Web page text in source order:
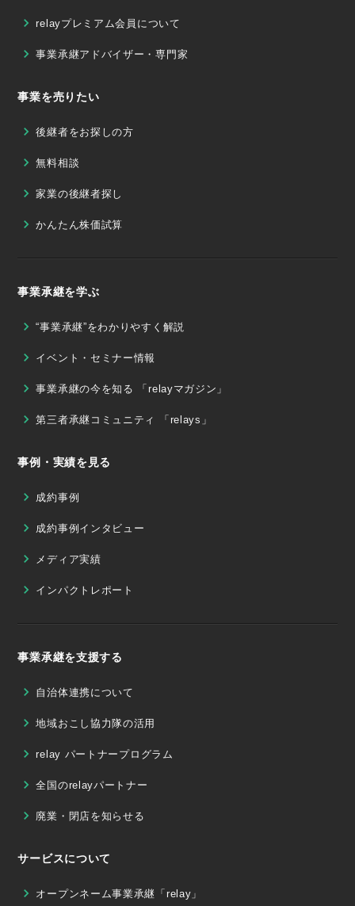
relayプレミアム会員について
事業承継アドバイザー・専門家
事業を売りたい
後継者をお探しの方
無料相談
家業の後継者探し
かんたん株価試算
事業承継を学ぶ
“事業承継”をわかりやすく解説
イベント・セミナー情報
事業承継の今を知る 「relayマガジン」
第三者承継コミュニティ 「relays」
事例・実績を見る
成約事例
成約事例インタビュー
メディア実績
インパクトレポート
事業承継を支援する
自治体連携について
地域おこし協力隊の活用
relay パートナープログラム
全国のrelayパートナー
廃業・閉店を知らせる
サービスについて
オープンネーム事業承継「relay」